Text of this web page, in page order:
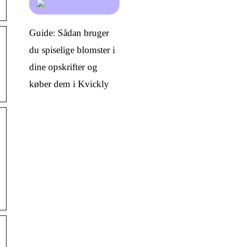
Guide: Sådan bruger
du spiselige blomster i
dine opskrifter og
køber dem i Kvickly